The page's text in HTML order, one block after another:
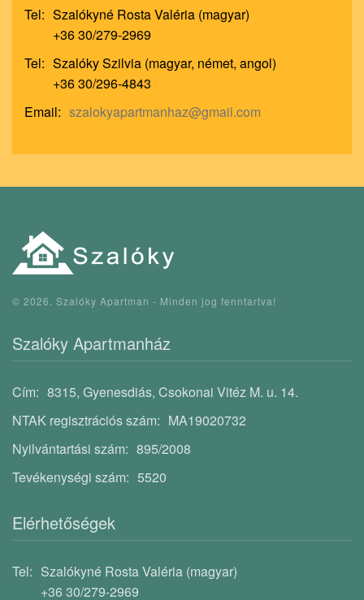
Tel: Szalókyné Rosta Valéria (magyar)
+36 30/279-2969
Tel: Szalóky Szilvia (magyar, német, angol)
+36 30/296-4843
Email: szalokyapartmanhaz@gmail.com
© 2026. Szalóky Apartman - Minden jog fenntartva!
Szalóky Apartmanház
Cím: 8315, Gyenesdiás, Csokonai Vitéz M. u. 14.
NTAK regisztrációs szám: MA19020732
Nyilvántartási szám: 895/2008
Tevékenységi szám: 5520
Elérhetőségek
Tel: Szalókyné Rosta Valéria (magyar)
+36 30/279-2969